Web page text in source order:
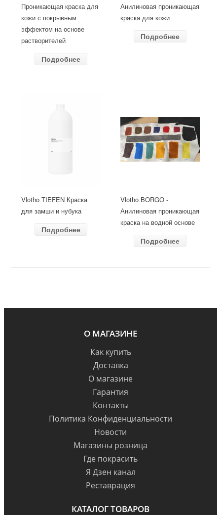
Проникающая краска для
кожи с покрывным
эффектом на основе
растворителей
Подробнее
Анилиновая проникающая
краска для кожи
Подробнее
Vlotho TIEFEN Краска
для замши и нубука
Подробнее
Vlotho BORGO -
Анилиновая проникающая
краска на водной основе
Подробнее
О МАГАЗИНЕ
Как купить
Доставка
О магазине
Гарантия
Контакты
Политика Конфиденциальности
Новости
Магазины розница
Где покрасить
Я Дзен канал
Реставрация
КАТАЛОГ ТОВАРОВ